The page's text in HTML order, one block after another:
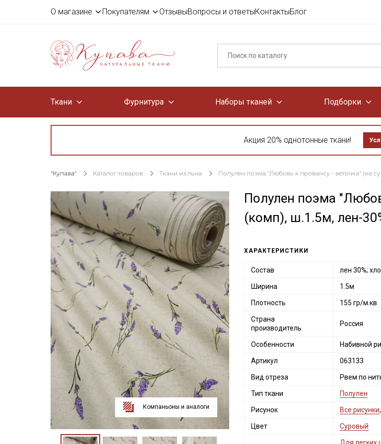
О магазине Покупателям ОтзывыВопросы и ответыКонтактыБлог
Ткани Фурнитура Наборы тканей Подборки
Акция 20% однотонные ткани!
"Купава" Каталог товаров Ткани из льна Полулен поэма "Любовь к провансу - веточка" (на
Компаньоны и аналоги
Полулен поэма
(комп), ш.1.5м, лен-
ХАРАКТЕРИСТИКИ
Состав лен 30%;
Ширина 1.5м
Плотность 155 гр/м.кв
Страна
производитель
Россия
Особенности Набивной
Артикул 063133
Вид отреза Рвем по
Тип ткани Полулен
Рисунок Все рисунки,
Цвет Суровый